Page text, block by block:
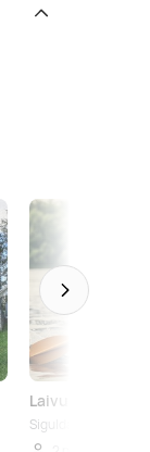
Laivu brauciens
Sigulda nov., Vidzeme